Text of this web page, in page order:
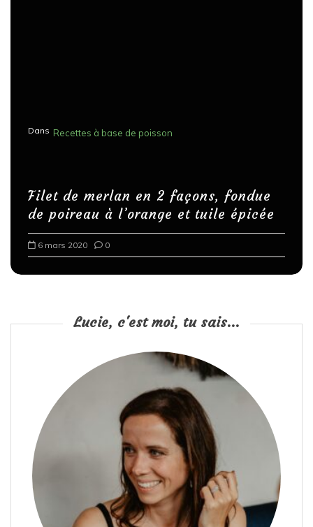
Dans Recettes à base de poisson
Filet de merlan en 2 façons, fondue
de poireau à l’orange et tuile épicée
6 mars 2020 0
Lucie, c'est moi, tu sais...